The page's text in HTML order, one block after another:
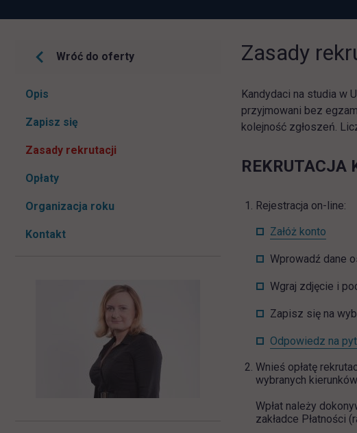
Wróć do oferty
Pomiń
Opis
Zapisz się
Zasady rekrutacji
Opłaty
Organizacja roku
Kontakt
Zasady
Kandydaci na studia w
przyjmowani bez
kolejność zgłoszeń.
REKRUTACJA
Rejestracja on-line:
Załóż konto
Wprowadź dane
Wgraj zdjęcie i
Zapisz się na
Odpowiedz na
Wnieś opłatę
wybranych
Wpłat należy
zakładce Płatności